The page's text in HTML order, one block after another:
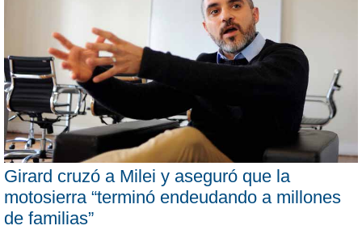
Girard cruzó a Milei y aseguró que la
motosierra “terminó endeudando a millones
de familias”